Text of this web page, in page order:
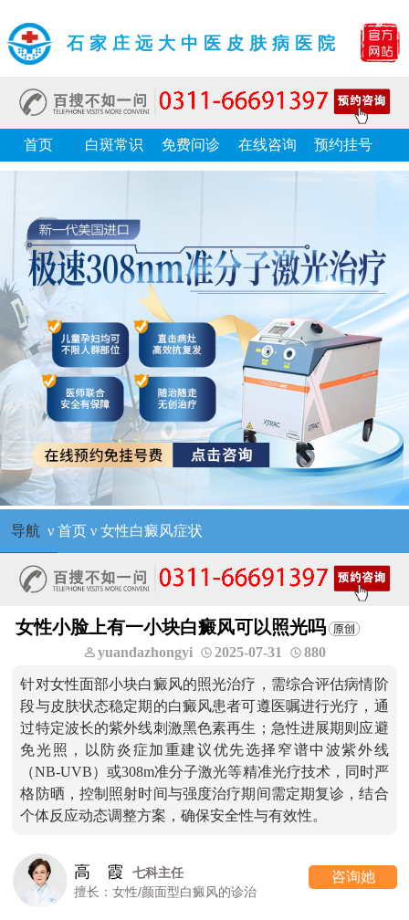
石家庄远大中医皮肤病医院
首页 白斑常识 免费问诊 在线咨询 预约挂号
导航 ν 首页ν 女性白癜风症状
女性小脸上有一小块白癜风可以照光吗
yuandazhongyi 2025-07-31 880
针对女性面部小块白癜风的照光治疗，需综合评估病情阶
段与皮肤状态稳定期的白癜风患者可遵医嘱进行光疗，通
过特定波长的紫外线刺激黑色素再生；急性进展期则应避
免光照，以防炎症加重建议优先选择窄谱中波紫外线
（NB-UVB）或308m准分子激光等精准光疗技术，同时严
格防晒，控制照射时间与强度治疗期间需定期复诊，结合
个体反应动态调整方案，确保安全性与有效性。
高 霞
七科主任
擅长：女性/颜面型白癜风的诊治
咨询她